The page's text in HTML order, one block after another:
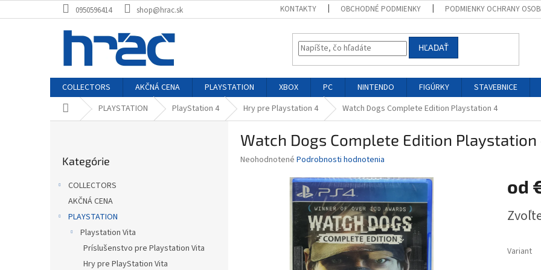
na
0950596414 shop@hrac.sk KONTAKTY OBCHODNÉ PODMIENKY PODMIENKY OCHRANY
HĽADAŤ
COLLECTORS AKČNÁ CENA PLAYSTATION XBOX PC NINTENDO FIGÚRKY STAVEBNICE
DomovPLAYSTATION PlayStation 4 Hry pre Playstation 4 Watch Dogs Complete Edition Playstation 4
kategórie
Kategórie
COLLECTORS
AKČNÁ CENA
PLAYSTATION
Playstation Vita
Príslušenstvo pre Playstation Vita
Hry pre PlayStation Vita
Watch Dogs Complete Edition Playstation
Priemerné
Neohodnotené Podrobnosti hodnotenia
od
cena:
Variant